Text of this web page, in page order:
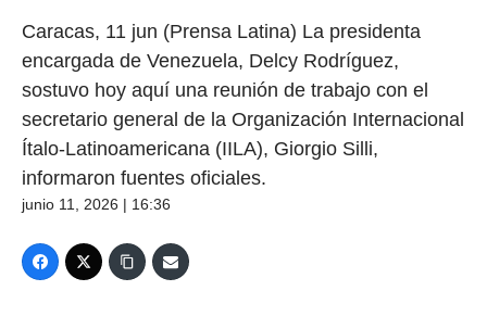
Caracas, 11 jun (Prensa Latina) La presidenta
encargada de Venezuela, Delcy Rodríguez,
sostuvo hoy aquí una reunión de trabajo con el
secretario general de la Organización Internacional
Ítalo-Latinoamericana (IILA), Giorgio Silli,
informaron fuentes oficiales.
junio 11, 2026 | 16:36